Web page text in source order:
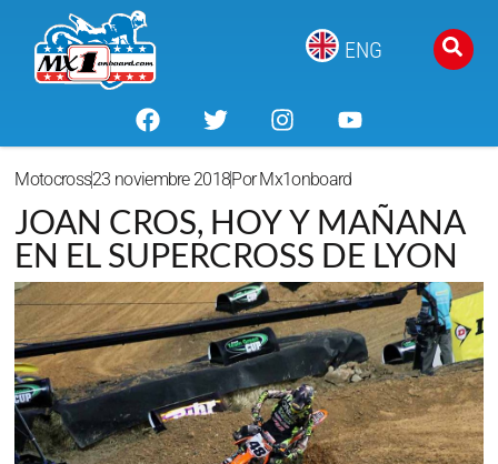
ENG
Motocross23 noviembre 2018PorMx1onboard
JOAN CROS, HOY Y MAÑANA
EN EL SUPERCROSS DE LYON